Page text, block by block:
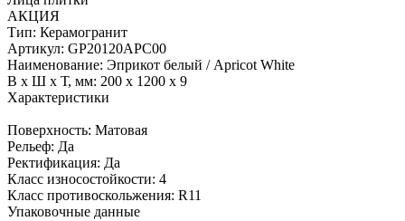
АКЦИЯ
Тип: Керамогранит
Артикул: GP20120APC00
Наименование: Эприкот белый / Apricot White
В x Ш x Т, мм: 200 x 1200 x 9
Характеристики
Поверхность: Матовая
Рельеф: Да
Ректификация: Да
Класс износостойкости: 4
Класс противоскольжения: R11
Упаковочные данные